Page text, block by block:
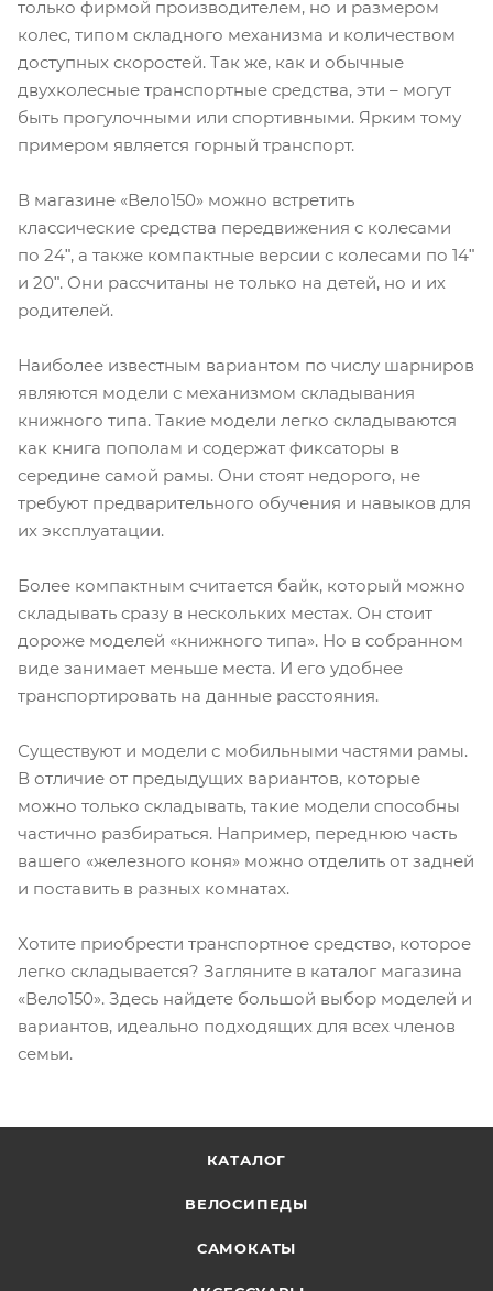
только фирмой производителем, но и размером
колес, типом складного механизма и количеством
доступных скоростей. Так же, как и обычные
двухколесные транспортные средства, эти – могут
быть прогулочными или спортивными. Ярким тому
примером является горный транспорт.
В магазине «Вело150» можно встретить
классические средства передвижения с колесами
по 24ʺ, а также компактные версии с колесами по 14ʺ
и 20ʺ. Они рассчитаны не только на детей, но и их
родителей.
Наиболее известным вариантом по числу шарниров
являются модели с механизмом складывания
книжного типа. Такие модели легко складываются
как книга пополам и содержат фиксаторы в
середине самой рамы. Они стоят недорого, не
требуют предварительного обучения и навыков для
их эксплуатации.
Более компактным считается байк, который можно
складывать сразу в нескольких местах. Он стоит
дороже моделей «книжного типа». Но в собранном
виде занимает меньше места. И его удобнее
транспортировать на данные расстояния.
Существуют и модели с мобильными частями рамы.
В отличие от предыдущих вариантов, которые
можно только складывать, такие модели способны
частично разбираться. Например, переднюю часть
вашего «железного коня» можно отделить от задней
и поставить в разных комнатах.
Хотите приобрести транспортное средство, которое
легко складывается? Загляните в каталог магазина
«Вело150». Здесь найдете большой выбор моделей и
вариантов, идеально подходящих для всех членов
семьи.
КАТАЛОГ
ВЕЛОСИПЕДЫ
САМОКАТЫ